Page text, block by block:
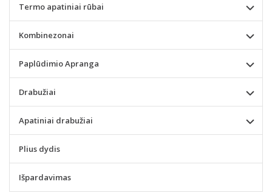
Termo apatiniai rūbai
Kombinezonai
Paplūdimio Apranga
Drabužiai
Apatiniai drabužiai
Plius dydis
Išpardavimas